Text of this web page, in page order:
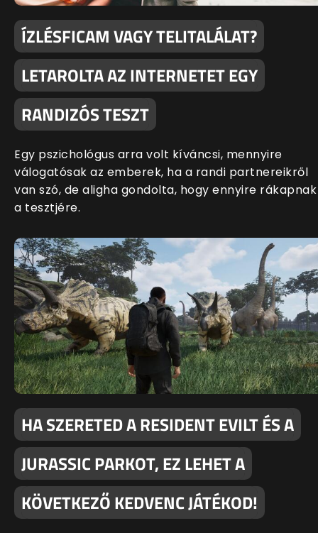
ÍZLÉSFICAM VAGY TELITALÁLAT?
LETAROLTA AZ INTERNETET EGY
RANDIZÓS TESZT
Egy pszichológus arra volt kíváncsi, mennyire
válogatósak az emberek, ha a randi partnereikről
van szó, de aligha gondolta, hogy ennyire rákapnak
a tesztjére.
HA SZERETED A RESIDENT EVILT ÉS A
JURASSIC PARKOT, EZ LEHET A
KÖVETKEZŐ KEDVENC JÁTÉKOD!